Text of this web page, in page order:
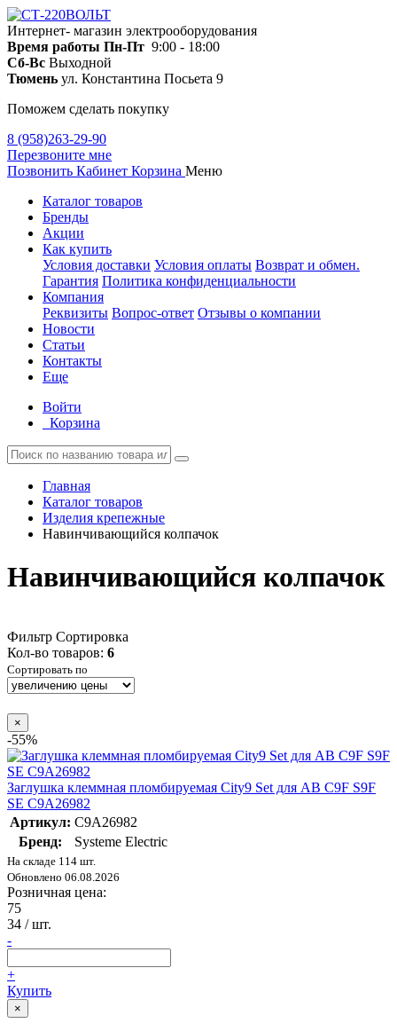
Интернет- магазин электрооборудования
Время работы Пн-Пт 9:00 - 18:00
Сб-Вс Выходной
Тюмень ул. Константина Посьета 9
Поможем сделать покупку
8 (958)263-29-90
Перезвоните мне
Позвонить Кабинет Корзина Меню
Каталог товаров
Бренды
Акции
Как купить
Условия доставки Условия оплаты Возврат и обмен.
Гарантия Политика конфиденциальности
Компания
Реквизиты Вопрос-ответ Отзывы о компании
Новости
Статьи
Контакты
Еще
Войти
Корзина
Главная
Каталог товаров
Изделия крепежные
Навинчивающийся колпачок
Навинчивающийся колпачок
Фильтр Сортировка
Кол-во товаров: 6
Сортировать по
×
-55%
Заглушка клеммная пломбируемая City9 Set для АВ C9F S9F
SE C9A26982
Артикул: C9A26982
Бренд:
Systeme Electric
На складе 114 шт.
Обновлено 06.08.2026
Розничная цена:
75
34 / шт.
-
+
Купить
×